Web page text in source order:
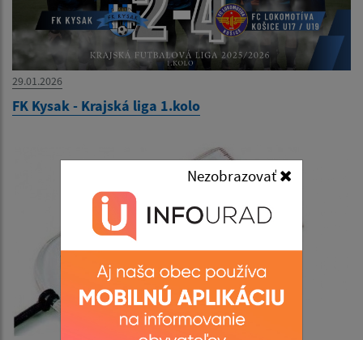
Nezobrazovať
29.01.2026
FK Kysak - Krajská liga 1.kolo